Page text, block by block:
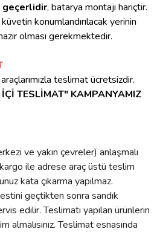
geçerlidir, batarya montajı hariçtir.
konumlandırılacak yerinin
olması gerekmektedir.
teslimat ücretsizdir.
TESLİMAT" KAMPANYAMIZ
ve yakın çevreler) anlaşmalı
ile adrese araç üstü teslim
kata çıkarma yapılmaz.
geçtikten sonra sandık
edilir. Teslimatı yapılan ürünlerin
Teslimat esnasında